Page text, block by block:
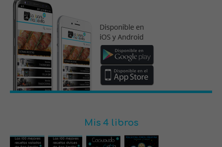
Mis 4 libros